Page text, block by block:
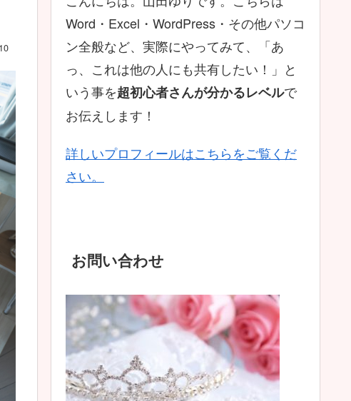
Word・Excel・WordPress・その他パソコ
ン全般など、実際にやってみて、「あ
っ、これは他の人にも共有したい！」と
いう事を超初心者さんが分かるレベルで
お伝えします！
詳しいプロフィールはこちらをご覧くだ
さい。
お問い合わせ